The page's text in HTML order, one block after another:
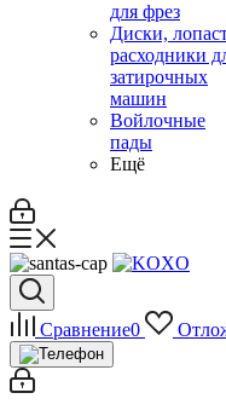
для фрез
Диски,
расходники
затирочных
машин
Войлочные
пады
Ещё
Сравнение0